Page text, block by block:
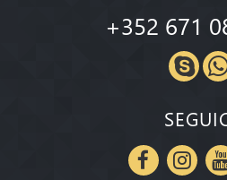
+352 671